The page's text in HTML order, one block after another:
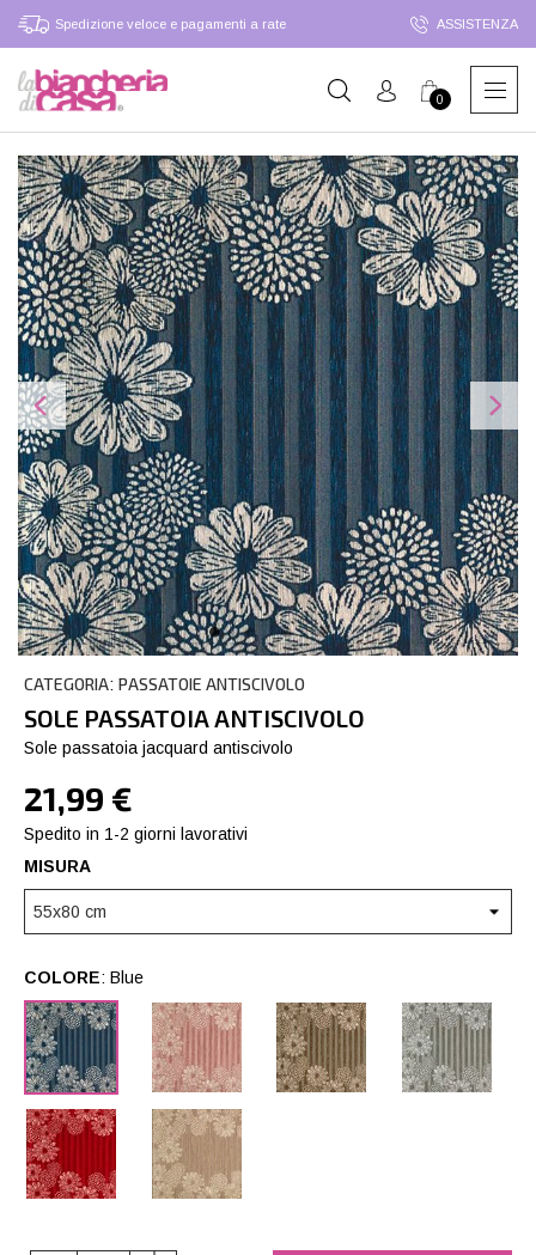
Spedizione veloce e pagamenti a rate ASSISTENZA
0
CATEGORIA: PASSATOIE ANTISCIVOLO
SOLE PASSATOIA ANTISCIVOLO
Sole passatoia jacquard antiscivolo
21,99 €
Spedito in 1-2 giorni lavorativi
MISURA
COLORE: Blue
Blue
Cipria Fango Grigio
Rosso Tortora